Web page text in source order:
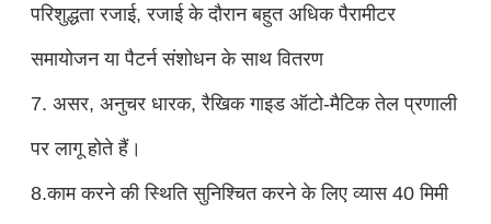
परिशुद्धता रजाई, रजाई के दौरान बहुत अधिक पैरामीटर
समायोजन या पैटर्न संशोधन के साथ वितरण
7. असर, अनुचर धारक, रैखिक गाइड ऑटो-मैटिक तेल प्रणाली
पर लागू होते हैं।
8.काम करने की स्थिति सुनिश्चित करने के लिए व्यास 40 मिमी